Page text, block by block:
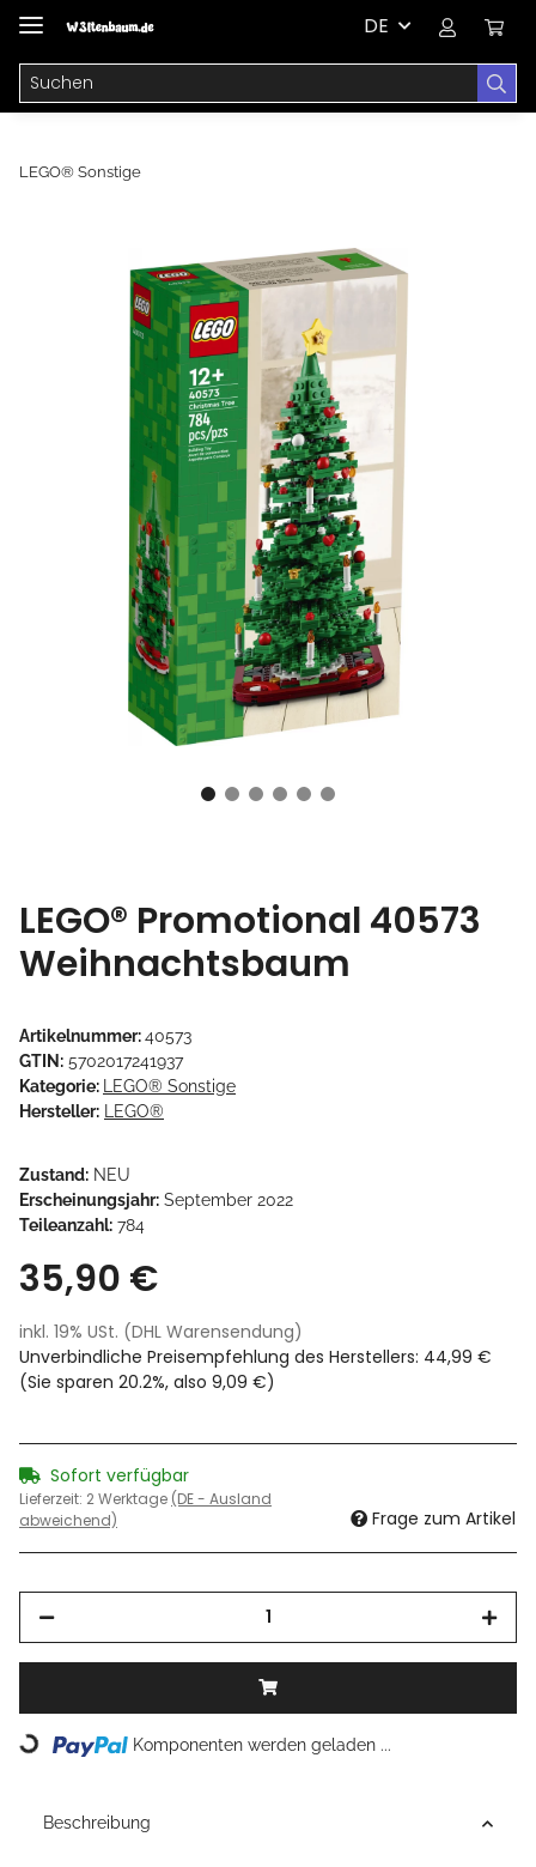
DE
LEGO® Sonstige
LEGO® Promotional 40573
Weihnachtsbaum
Artikelnummer:40573
GTIN: 5702017241937
Kategorie: LEGO® Sonstige
Hersteller: LEGO®
Zustand: NEU
Erscheinungsjahr: September 2022
Teileanzahl: 784
35,90 €
inkl. 19% USt. (DHL Warensendung)
Unverbindliche Preisempfehlung des Herstellers: 44,99 €
(Sie sparen 20.2%, also 9,09 €)
Sofort verfügbar
Lieferzeit: 2 Werktage (DE - Ausland
abweichend)
Frage zum Artikel
Loading... Komponenten werden geladen ...
Beschreibung